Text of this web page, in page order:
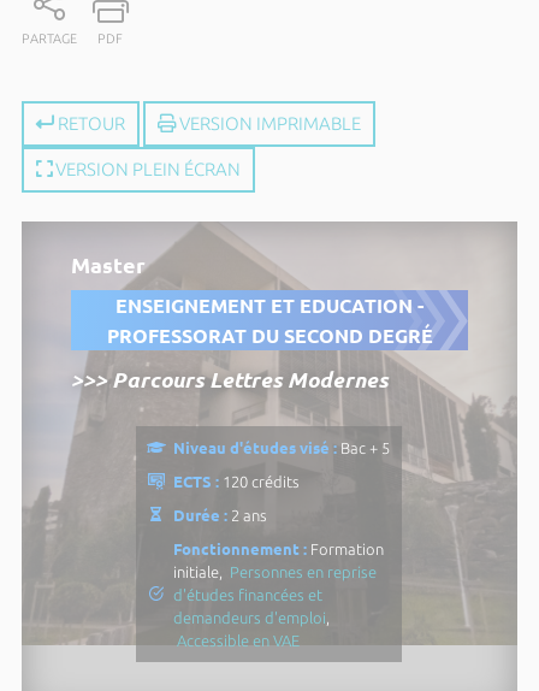
PARTAGE PDF
RETOUR VERSION IMPRIMABLE
VERSION PLEIN ÉCRAN
Master
ENSEIGNEMENT ET EDUCATION -
PROFESSORAT DU SECOND DEGRÉ
>>> Parcours Lettres Modernes
Niveau d'études visé : Bac + 5
ECTS : 120 crédits
Durée : 2 ans
Fonctionnement : Formation
initiale, Personnes en reprise
d'études financées et
demandeurs d'emploi
Accessible en VAE